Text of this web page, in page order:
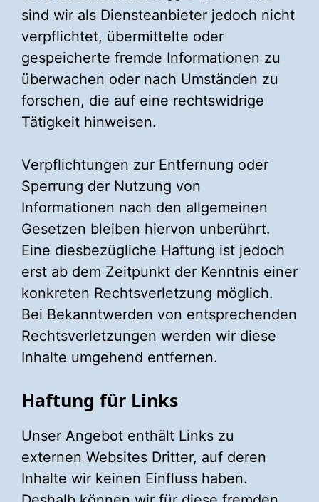
sind wir als Diensteanbieter jedoch nicht
verpflichtet, übermittelte oder
gespeicherte fremde Informationen zu
überwachen oder nach Umständen zu
forschen, die auf eine rechtswidrige
Tätigkeit hinweisen.
Verpflichtungen zur Entfernung oder
Sperrung der Nutzung von
Informationen nach den allgemeinen
Gesetzen bleiben hiervon unberührt.
Eine diesbezügliche Haftung ist jedoch
erst ab dem Zeitpunkt der Kenntnis einer
konkreten Rechtsverletzung möglich.
Bei Bekanntwerden von entsprechenden
Rechtsverletzungen werden wir diese
Inhalte umgehend entfernen.
Haftung für Links
Unser Angebot enthält Links zu
externen Websites Dritter, auf deren
Inhalte wir keinen Einfluss haben.